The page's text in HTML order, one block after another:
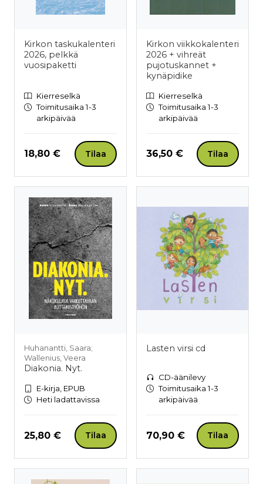
Kirkon taskukalenteri
2026, pelkkä
vuosipaketti
Kierreselkä
Toimitusaika 1-3
arkipäivää
Hinta nyt
18,80 € Tilaa
Kirkon viikkokalenteri
2026 + vihreät
pujotuskannet +
kynäpidike
Kierreselkä
Toimitusaika 1-3
arkipäivää
Hinta nyt
36,50 € Tilaa
Huhanantti, Saara;
Wallenius, Veera
Diakonia. Nyt.
E-kirja, EPUB
Heti ladattavissa
Hinta nyt
25,80 € Tilaa
Lasten virsi cd
CD-äänilevy
Toimitusaika 1-3
arkipäivää
Hinta nyt
70,90 € Tilaa